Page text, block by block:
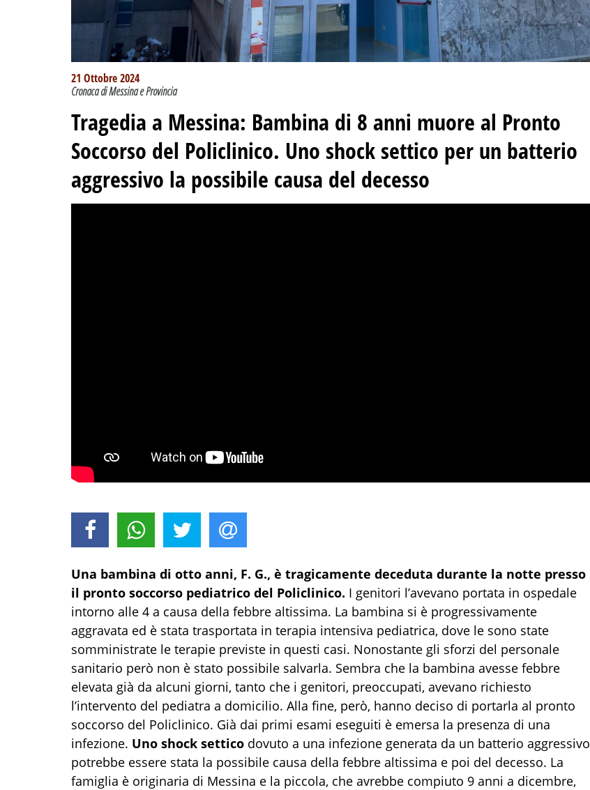
21 Ottobre 2024
Cronaca di Messina e Provincia
Tragedia a Messina: Bambina di 8 anni muore al Pronto
Soccorso del Policlinico. Uno shock settico per un batterio
aggressivo la possibile causa del decesso
Una bambina di otto anni, F. G., è tragicamente deceduta durante la notte presso
il pronto soccorso pediatrico del Policlinico. I genitori l’avevano portata in ospedale
intorno alle 4 a causa della febbre altissima. La bambina si è progressivamente
aggravata ed è stata trasportata in terapia intensiva pediatrica, dove le sono state
somministrate le terapie previste in questi casi. Nonostante gli sforzi del personale
sanitario però non è stato possibile salvarla. Sembra che la bambina avesse febbre
elevata già da alcuni giorni, tanto che i genitori, preoccupati, avevano richiesto
l’intervento del pediatra a domicilio. Alla fine, però, hanno deciso di portarla al pronto
soccorso del Policlinico. Già dai primi esami eseguiti è emersa la presenza di una
infezione. Uno shock settico dovuto a una infezione generata da un batterio aggressivo
potrebbe essere stata la possibile causa della febbre altissima e poi del decesso. La
famiglia è originaria di Messina e la piccola, che avrebbe compiuto 9 anni a dicembre,